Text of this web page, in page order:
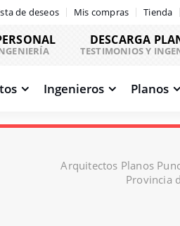
de deseos Mis compras Tienda
DESCARGA
TESTIMONIOS Y
Ingenieros Planos
Arquitectos Planos
Provincia